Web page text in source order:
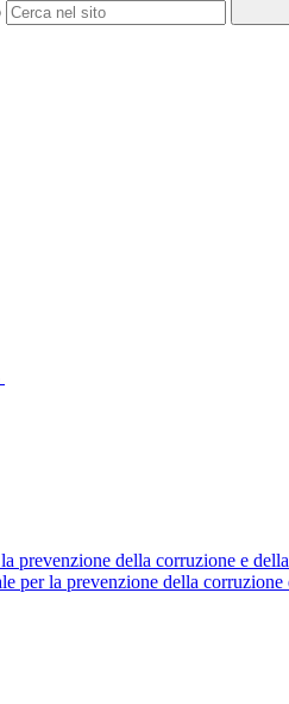
prevenzione della corruzione e
per la prevenzione della